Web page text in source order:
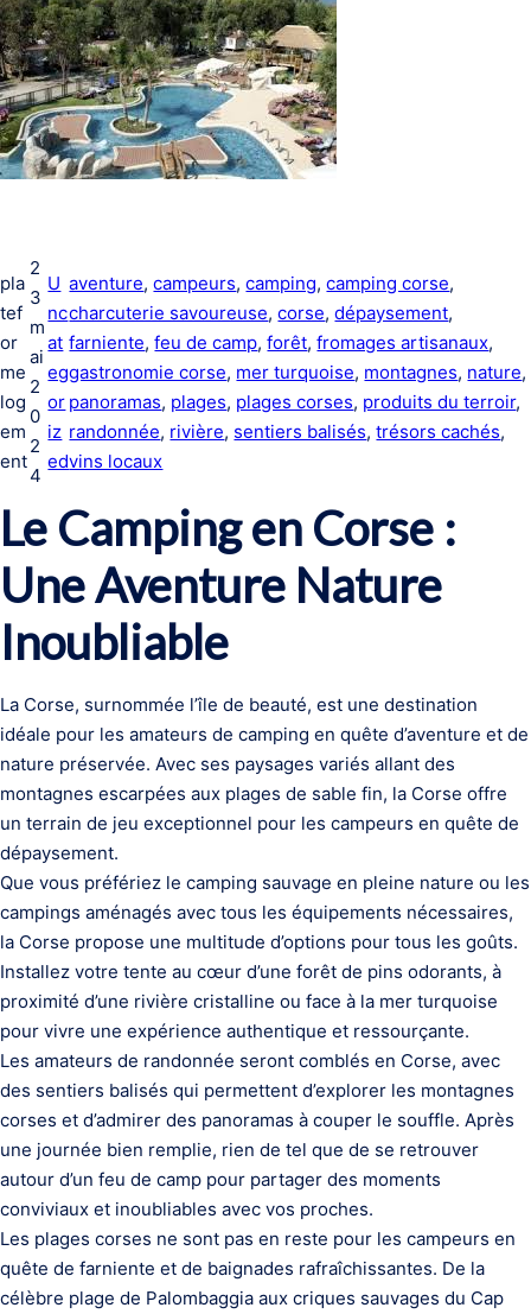
pla
tef
or
me
log
em
ent
2
3
m
ai
2
0
2
4
U
nc
at
eg
or
iz
ed
aventure, campeurs, camping, camping corse
charcuterie savoureuse, corse, dépaysement
farniente, feu de camp, forêt, fromages artisanaux
gastronomie corse, mer turquoise, montagnes, nature
panoramas, plages, plages corses, produits du terroir
randonnée, rivière, sentiers balisés, trésors cachés
vins locaux
Le Camping en Corse :
Une Aventure Nature
Inoubliable
La Corse, surnommée l’île de beauté, est une destination
idéale pour les amateurs de camping en quête d’aventure et de
nature préservée. Avec ses paysages variés allant des
montagnes escarpées aux plages de sable fin, la Corse offre
un terrain de jeu exceptionnel pour les campeurs en quête de
dépaysement.
Que vous préfériez le camping sauvage en pleine nature ou les
campings aménagés avec tous les équipements nécessaires,
la Corse propose une multitude d’options pour tous les goûts.
Installez votre tente au cœur d’une forêt de pins odorants, à
proximité d’une rivière cristalline ou face à la mer turquoise
pour vivre une expérience authentique et ressourçante.
Les amateurs de randonnée seront comblés en Corse, avec
des sentiers balisés qui permettent d’explorer les montagnes
corses et d’admirer des panoramas à couper le souffle. Après
une journée bien remplie, rien de tel que de se retrouver
autour d’un feu de camp pour partager des moments
conviviaux et inoubliables avec vos proches.
Les plages corses ne sont pas en reste pour les campeurs en
quête de farniente et de baignades rafraîchissantes. De la
célèbre plage de Palombaggia aux criques sauvages du Cap